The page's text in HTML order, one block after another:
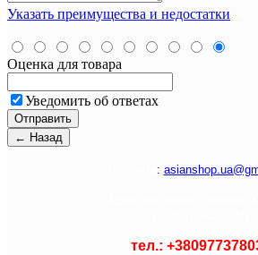
Указать преимущества и недостатки
Оценка для товара
Уведомить об ответах
:
тел.: +